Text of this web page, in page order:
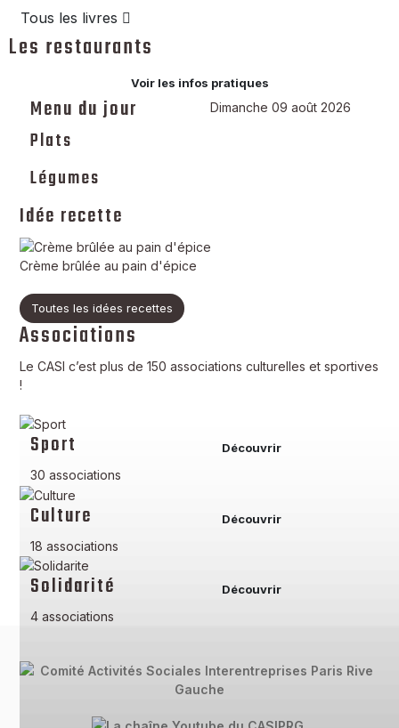
Tous les livres
Les restaurants
Voir les infos pratiques
Menu du jour Dimanche 09 août 2026
Plats
Légumes
Idée recette
Crème brûlée au pain d'épice
Toutes les idées recettes
Associations
Le CASI c’est plus de 150 associations culturelles et sportives
!
Sport
30 associations
Découvrir
Culture
18 associations
Découvrir
Solidarité
4 associations
Découvrir